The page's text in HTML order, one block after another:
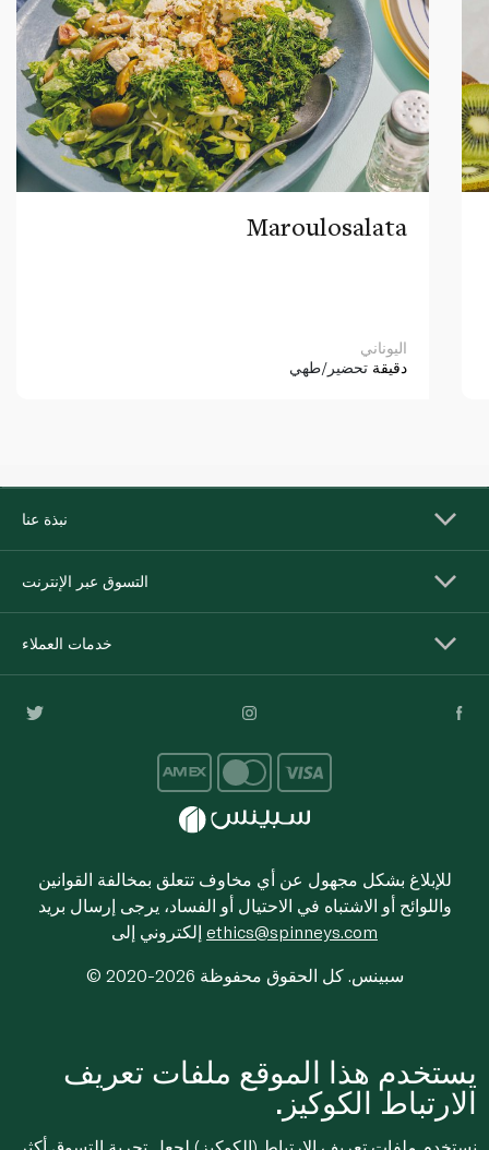
Maroulosalata
اليوناني
دقيقة تحضير/طهي
نبذة عنا
التسوق عبر الإنترنت
خدمات العملاء
للإبلاغ بشكل مجهول عن أي مخاوف تتعلق بمخالفة القوانين
واللوائح أو الاشتباه في الاحتيال أو الفساد، يرجى إرسال بريد
ethics@spinneys.com
© 2020-2026 سبينس. كل الحقوق محفوظة
يستخدم هذا الموقع ملفات تعريف
الارتباط الكوكيز.